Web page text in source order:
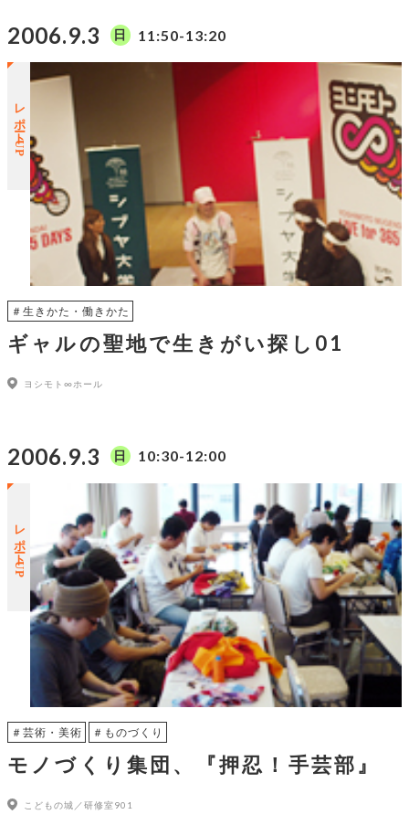
2006.9.3 日 11:50-13:20
レポートUP
＃生きかた・働きかた
ギャルの聖地で生きがい探し01
ヨシモト∞ホール
2006.9.3 日 10:30-12:00
レポートUP
＃芸術・美術 ＃ものづくり
モノづくり集団、『押忍！手芸部』
こどもの城／研修室901